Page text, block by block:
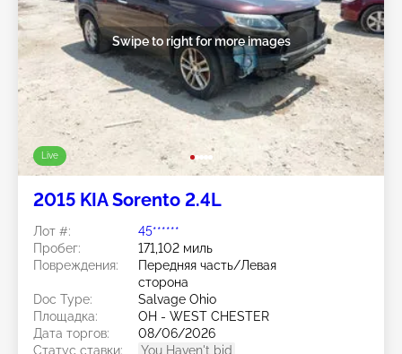
Live
Swipe to right for more images
2015 KIA Sorento 2.4L
Лот #:
45******
Пробег:
171,102 миль
Повреждения:
Передняя часть/Левая
сторона
Doc Type:
Salvage Ohio
Площадка:
OH - WEST CHESTER
Дата торгов:
08/06/2026
Статус ставки:
You Haven't bid